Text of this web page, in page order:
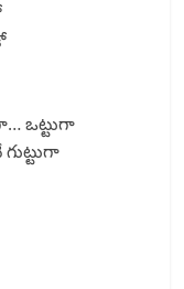
ఒట్టుగా